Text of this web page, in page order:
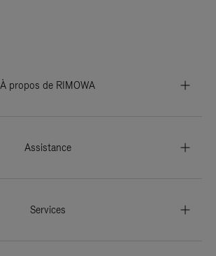
À propos de RIMOWA
Assistance
Services